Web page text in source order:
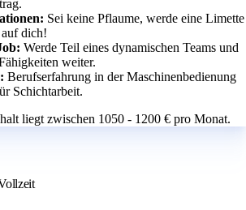
Sei keine Pflaume, werde eine Limette
dich!
Werde Teil eines dynamischen Teams und
weiter.
Berufserfahrung in der Maschinenbedienung
Schichtarbeit.
liegt zwischen 1050 - 1200 € pro Monat.